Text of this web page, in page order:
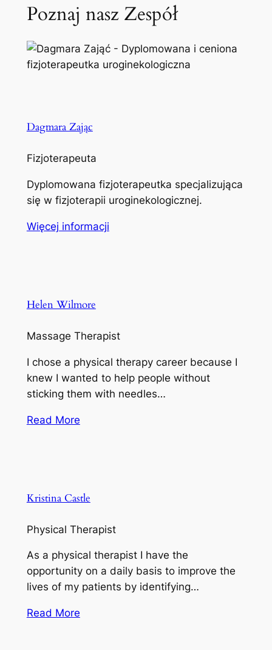
Poznaj nasz Zespół
Dagmara Zając
Fizjoterapeuta
Dyplomowana fizjoterapeutka specjalizująca
się w fizjoterapii uroginekologicznej.
Więcej informacji
Helen Wilmore
Massage Therapist
I chose a physical therapy career because I
knew I wanted to help people without
sticking them with needles…
Read More
Kristina Castle
Physical Therapist
As a physical therapist I have the
opportunity on a daily basis to improve the
lives of my patients by identifying…
Read More